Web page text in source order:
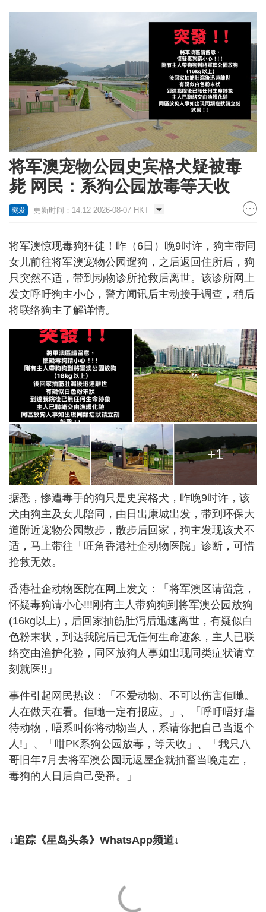
将军澳宠物公园史宾格犬疑被毒
毙 网民：系狗公园放毒等天收
突发 更新时间：14:12 2026-08-07 HKT
将军澳惊现毒狗狂徒！昨（6日）晚9时许，狗主带同
女儿前往将军澳宠物公园遛狗，之后返回住所后，狗
只突然不适，带到动物诊所抢救后离世。该诊所网上
发文呼吁狗主小心，警方闻讯后主动接手调查，稍后
将联络狗主了解详情。
+1
据悉，惨遭毒手的狗只是史宾格犬，昨晚9时许，该
犬由狗主及女儿陪同，由日出康城出发，带到环保大
道附近宠物公园散步，散步后回家，狗主发现该犬不
适，马上带往「旺角香港社企动物医院」诊断，可惜
抢救无效。
香港社企动物医院在网上发文：「将军澳区请留意，
怀疑毒狗请小心!!!刚有主人带狗狗到将军澳公园放狗
(16kg以上)，后回家抽筋肚泻后迅速离世，有疑似白
色粉末状，到达我院后已无任何生命迹象，主人已联
络交由渔护化验，同区放狗人事如出现同类症状请立
刻就医!!」
事件引起网民热议：「不爱动物。不可以伤害佢哋。
人在做天在看。佢哋一定有报应。」、「呼吁唔好虐
待动物，唔系叫你将动物当人，系请你把自己当返个
人!」、「咁PK系狗公园放毒，等天收」、「我只八
哥旧年7月去将军澳公园玩返屋企就抽畜当晚走左，
毒狗的人日后自己受番。」
↓追踪《星岛头条》WhatsApp频道↓